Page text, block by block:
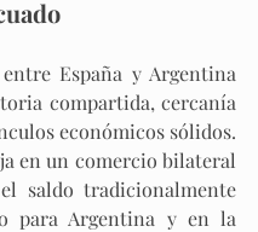
España y Argentina
compartida, cercanía
económicos sólidos.
en un comercio bilateral
saldo tradicionalmente
para Argentina y en la